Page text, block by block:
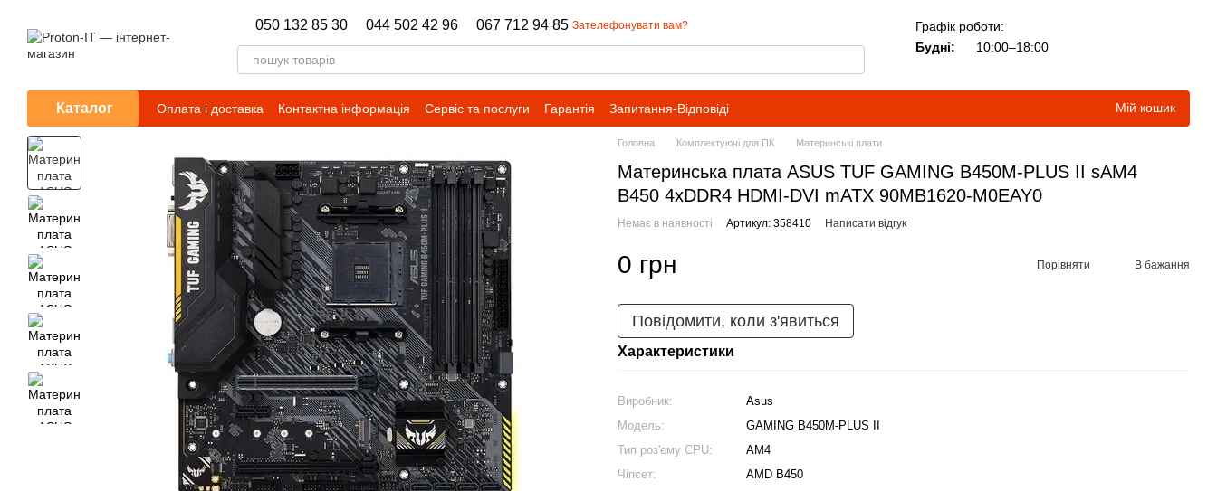
050 132 85 30 044 502 42 96 067 712 94 85 Зателефонувати вам?
Графік роботи:
Будні:
10:00–18:00
Каталог Оплата і доставка Контактна інформація Сервіс та послуги Гарантія Запитання-Відповіді Мій кошик
Головна Комплектуючі для ПК Материнські плати
Материнcька плата ASUS TUF GAMING B450M-PLUS II sAM4
B450 4xDDR4 HDMI-DVI mATX 90MB1620-M0EAY0
Немає в наявності Артикул: 358410 Написати відгук
0 грн Порівняти В бажання
Повідомити, коли з'явиться
Характеристики
Виробник:
Asus
Модель:
GAMING B450M-PLUS II
Тип роз'єму CPU:
AM4
Чіпсет:
AMD B450